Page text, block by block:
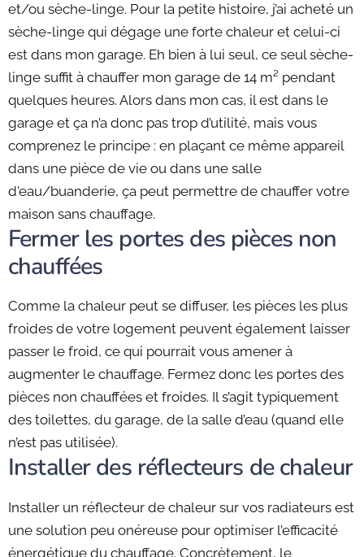
et/ou sèche-linge. Pour la petite histoire, j’ai acheté un
sèche-linge qui dégage une forte chaleur et celui-ci
est dans mon garage. Eh bien à lui seul, ce seul sèche-
linge suffit à chauffer mon garage de 14 m² pendant
quelques heures. Alors dans mon cas, il est dans le
garage et ça n’a donc pas trop d’utilité, mais vous
comprenez le principe : en plaçant ce même appareil
dans une pièce de vie ou dans une salle
d'eau/buanderie, ça peut permettre de chauffer votre
maison sans chauffage.
Fermer les portes des pièces non
chauffées
Comme la chaleur peut se diffuser, les pièces les plus
froides de votre logement peuvent également laisser
passer le froid, ce qui pourrait vous amener à
augmenter le chauffage. Fermez donc les portes des
pièces non chauffées et froides. Il s’agit typiquement
des toilettes, du garage, de la salle d’eau (quand elle
n’est pas utilisée).
Installer des réflecteurs de chaleur
Installer un réflecteur de chaleur sur vos radiateurs est
une solution peu onéreuse pour optimiser l’efficacité
énergétique du chauffage. Concrètement, le